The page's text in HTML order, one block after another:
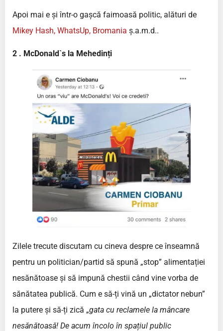
Apoi mai e și într-o gașcă faimoasă politic, alături de
Mikey Hash, WhatsUp, Bromania ș.a.m.d..
2 . McDonald`s la Mehedinți
Zilele trecute discutam cu cineva despre ce înseamnă
pentru un politician/partid să spună „stop” alimentației
nesănătoase și să impună chestii când vine vorba de
sănătatea publică. Cum e să-ți vină un „dictator nebun”
la putere și să-ți zică „gata cu reclamele la mâncare
nesănătoasă! De acum încolo în spațiul public